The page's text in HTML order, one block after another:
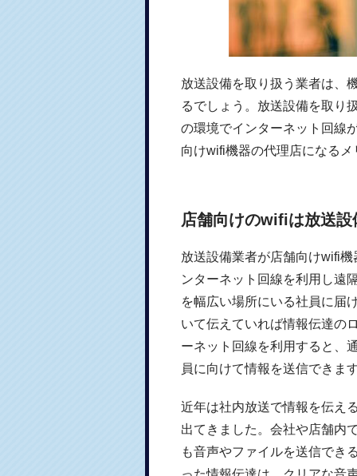
放送設備を取り扱う業者は、
るでしょう。放送設備を取り
の環境でインターネット回線
向けwifi機器の代理店になる
店舗向けのwifiは放送
放送設備業者が店舗向けwifi
ンターネット回線を利用し遠
を幅広い場所にいる社員に届
いて伝えていれば情報伝達の
ーネット回線を利用すると、
員に向けて情報を送信できま
近年は社内放送で情報を伝え
出てきました。会社や店舗内
も音声やファイルを送信でき